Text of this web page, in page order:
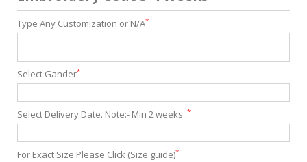
Type Any Customization or N/A*
Select Gander*
Select Delivery Date. Note:- Min 2 weeks .*
For Exact Size Please Click (Size guide)*